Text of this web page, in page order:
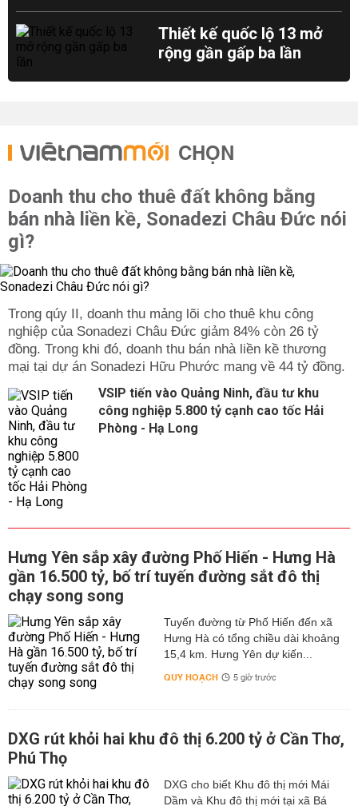
Thiết kế quốc lộ 13 mở
rộng gần gấp ba lần
CHỌN
Doanh thu cho thuê đất không bằng
bán nhà liền kề, Sonadezi Châu Đức nói
gì?
Trong qúy II, doanh thu mảng lõi cho thuê khu công
nghiệp của Sonadezi Châu Đức giảm 84% còn 26 tỷ
đồng. Trong khi đó, doanh thu bán nhà liền kề thương
mại tại dự án Sonadezi Hữu Phước mang về 44 tỷ đồng.
VSIP tiến vào Quảng Ninh, đầu tư khu
công nghiệp 5.800 tỷ cạnh cao tốc Hải
Phòng - Hạ Long
Hưng Yên sắp xây đường Phố Hiến - Hưng Hà
gần 16.500 tỷ, bố trí tuyến đường sắt đô thị
chạy song song
Tuyến đường từ Phố Hiến đến xã
Hưng Hà có tổng chiều dài khoảng
15,4 km. Hưng Yên dự kiến...
QUY HOẠCH 5 giờ trước
DXG rút khỏi hai khu đô thị 6.200 tỷ ở Cần Thơ,
Phú Thọ
DXG cho biết Khu đô thị mới Mái
Dầm và Khu đô thị mới tại xã Bá